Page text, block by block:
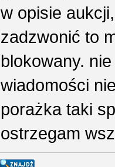
w opisie
zadzwonić to
blokowany.
wiadomości
porażka taki
ostrzegam